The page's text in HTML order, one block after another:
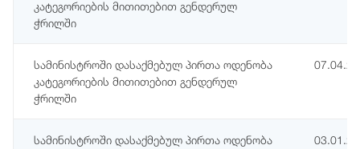
კატეგორიების მითითებით გენდერულ
ჭრილში
სამინისტროში დასაქმებულ პირთა ოდენობა
კატეგორიების მითითებით გენდერულ
ჭრილში
სამინისტროში დასაქმებულ პირთა ოდენობა